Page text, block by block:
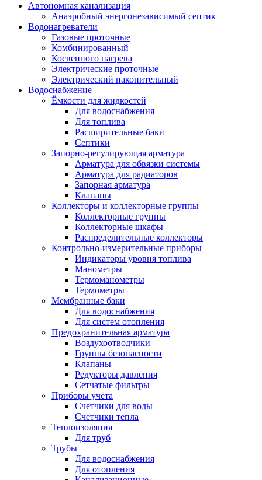
Автономная канализация
Анаэробный энергонезависимый септик
Водонагреватели
Газовые проточные
Комбинированный
Косвенного нагрева
Электрические проточные
Электрический накопительный
Водоснабжение
Ёмкости для жидкостей
Для водоснабжения
Для топлива
Расширительные баки
Септики
Запорно-регулирующая арматура
Арматура для обвязки системы
Арматура для радиаторов
Запорная арматура
Клапаны
Коллекторы и коллекторные группы
Коллекторные группы
Коллекторные шкафы
Распределительные коллекторы
Контрольно-измерительные приборы
Индикаторы уровня топлива
Манометры
Термоманометры
Термометры
Мембранные баки
Для водоснабжения
Для систем отопления
Предохранительная арматура
Воздухоотводчики
Группы безопасности
Клапаны
Редукторы давления
Сетчатые фильтры
Приборы учёта
Счетчики для воды
Счетчики тепла
Теплоизоляция
Для труб
Трубы
Для водоснабжения
Для отопления